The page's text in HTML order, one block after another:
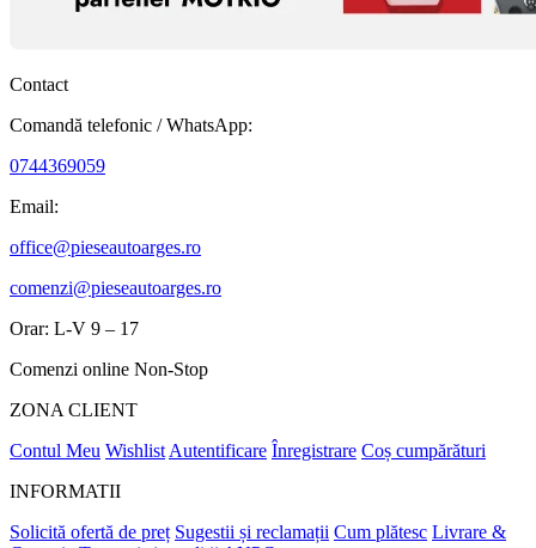
Contact
Comandă telefonic / WhatsApp:
0744369059
Email:
office@pieseautoarges.ro
comenzi@pieseautoarges.ro
Orar: L-V 9 – 17
Comenzi online Non-Stop
ZONA CLIENT
Contul Meu Wishlist Autentificare Înregistrare Coș cumpărături
INFORMATII
Solicită ofertă de preț Sugestii și reclamații Cum plătesc Livrare &